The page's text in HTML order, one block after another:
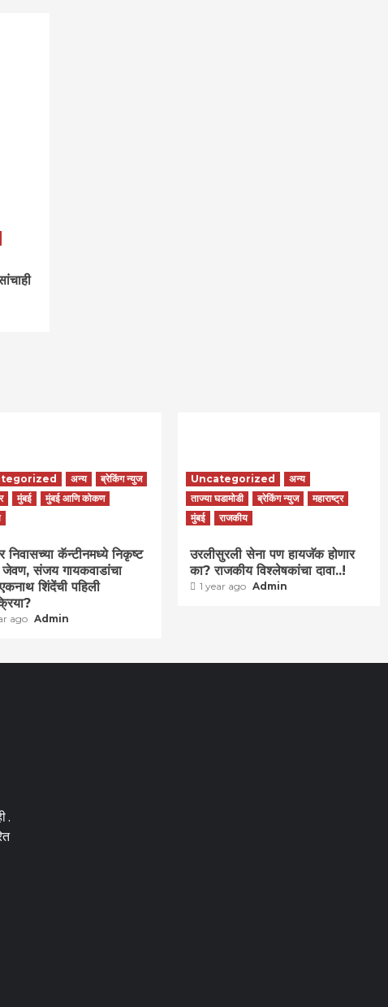
अन्य
ब्रेकिंग न्युज
मुंबई
मुंबई आणि कोकण
निवासच्या कॅन्टीनमध्ये निकृष्ट
जेवण, संजय गायकवाडांचा
शिंदेंची पहिली
ago Admin
Uncategorized
अन्य
ताज्या घडामोडी
ब्रेकिंग न्युज
महाराष्ट्र
मुंबई
राजकीय
उरलीसुरली सेना पण हायजॅक होणार
का? राजकीय विश्लेषकांचा दावा..!
1 year ago Admin
.